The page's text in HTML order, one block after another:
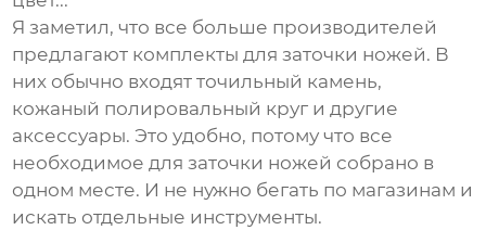
Я заметил, что все больше производителей
предлагают комплекты для заточки ножей. В
них обычно входят точильный камень,
кожаный полировальный круг и другие
аксессуары. Это удобно, потому что все
необходимое для заточки ножей собрано в
одном месте. И не нужно бегать по магазинам и
искать отдельные инструменты.